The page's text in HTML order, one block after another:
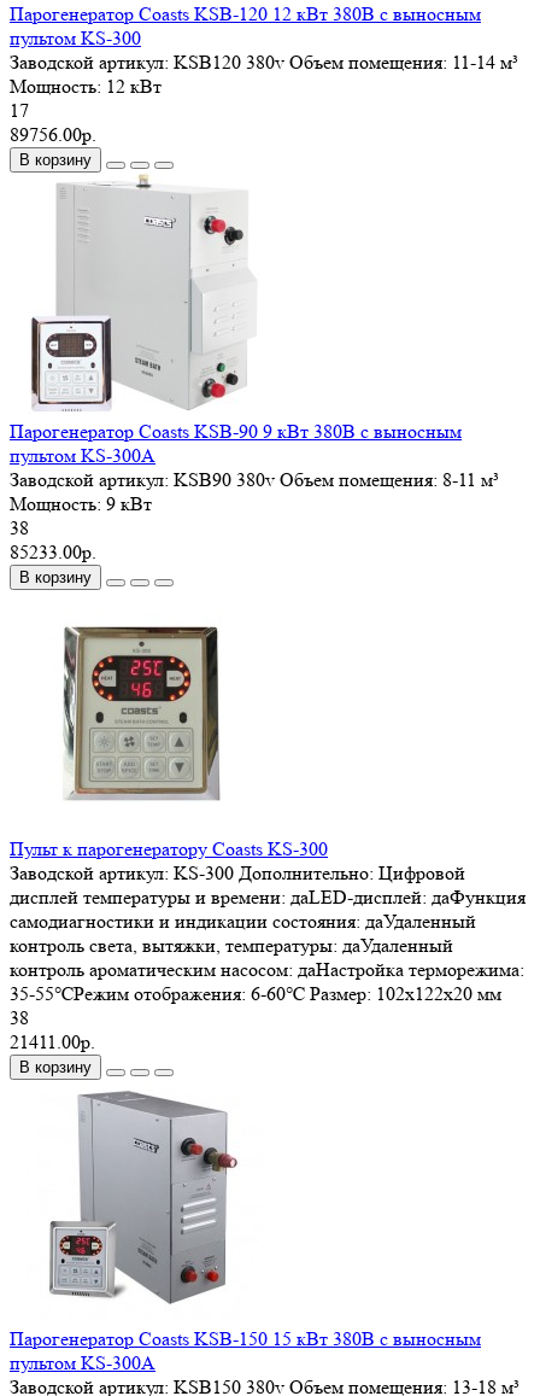
Парогенератор Coasts KSB-120 12 кВт 380В с выносным
пультом KS-300
Заводской артикул: KSB120 380v Объем помещения: 11-14 м³
Мощность: 12 кВт
17
89756.00р.
В корзину
Парогенератор Coasts KSB-90 9 кВт 380В с выносным
пультом KS-300A
Заводской артикул: KSB90 380v Объем помещения: 8-11 м³
Мощность: 9 кВт
38
85233.00р.
В корзину
Пульт к парогенератору Coasts KS-300
Заводской артикул: KS-300 Дополнительно: Цифровой
дисплей температуры и времени: даLED-дисплей: даФункция
самодиагностики и индикации состояния: даУдаленный
контроль света, вытяжки, температуры: даУдаленный
контроль ароматическим насосом: даНастройка терморежима:
35-55℃Режим отображения: 6-60℃ Размер: 102х122х20 мм
38
21411.00р.
В корзину
Парогенератор Coasts KSB-150 15 кВт 380В с выносным
пультом KS-300A
Заводской артикул: KSB150 380v Объем помещения: 13-18 м³